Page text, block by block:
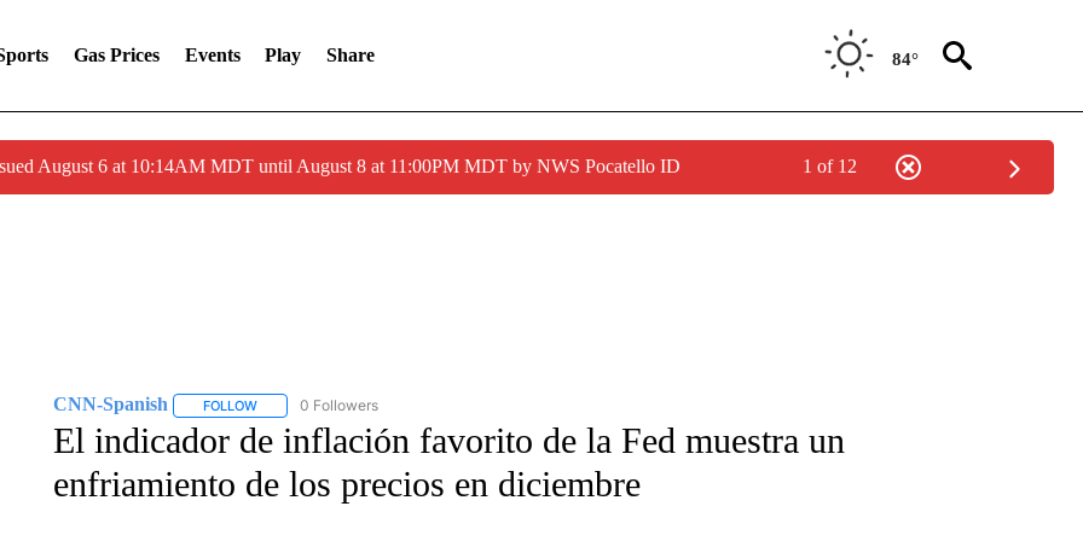
Gas Prices Events Play Share 84°
August 6 at 10:14AM MDT until August 8 at 11:00PM MDT by NWS Pocatello ID 1 of 12
CNN-Spanish FOLLOWFOLLOW "CNN-SPANISH" TO RECEIVE NOTIFICATIONS ABOUT NEW PAGES ON "CNN-SPANISH".
0 Followers
El indicador de inflación favorito de la Fed muestra un
enfriamiento de los precios en diciembre